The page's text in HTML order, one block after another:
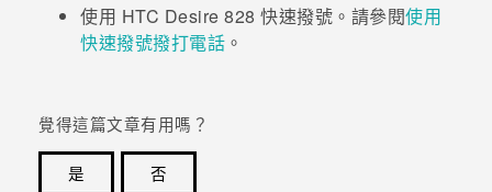
使用 HTC Desire 828 快速撥號。請參閱使用
快速撥號撥打電話 。
覺得這篇文章有用嗎？
是
否